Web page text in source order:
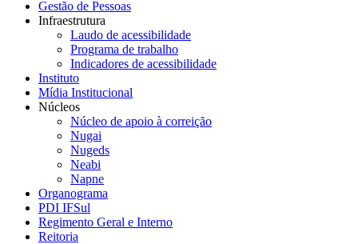
Gestão de Pessoas
Infraestrutura
Laudo de acessibilidade
Programa de trabalho
Indicadores de acessibilidade
Instituto
Mídia Institucional
Núcleos
Núcleo de apoio à correição
Nugai
Nugeds
Neabi
Napne
Organograma
PDI IFSul
Regimento Geral e Interno
Reitoria